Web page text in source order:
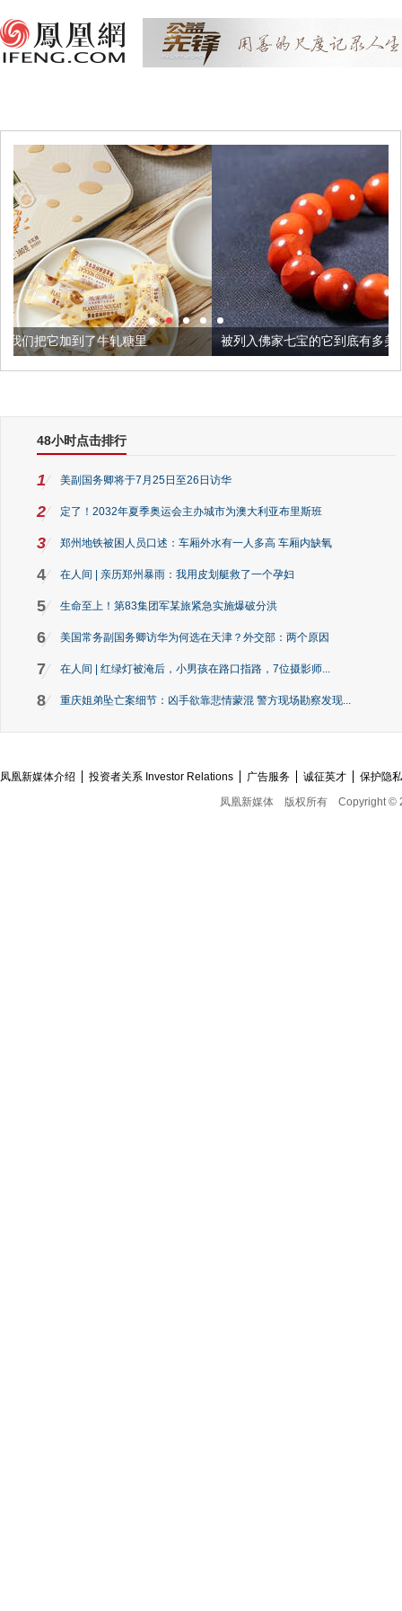
糖里 被列入佛家七宝的它到底有多美？
48小时点击排行
1 美副国务卿将于7月25日至26日访华
2 定了！2032年夏季奥运会主办城市为澳大利亚布里斯班
3 郑州地铁被困人员口述：车厢外水有一人多高 车厢内缺氧
4 在人间 | 亲历郑州暴雨：我用皮划艇救了一个孕妇
5 生命至上！第83集团军某旅紧急实施爆破分洪
6 美国常务副国务卿访华为何选在天津？外交部：两个原因
7 在人间 | 红绿灯被淹后，小男孩在路口指路，7位摄影师...
8 重庆姐弟坠亡案细节：凶手欲靠悲情蒙混 警方现场勘察发现...
凤凰新媒体介绍 投资者关系 Investor Relations 广告服务 诚征英才
保护隐
凤凰新媒体
版权所有 Copyright ©